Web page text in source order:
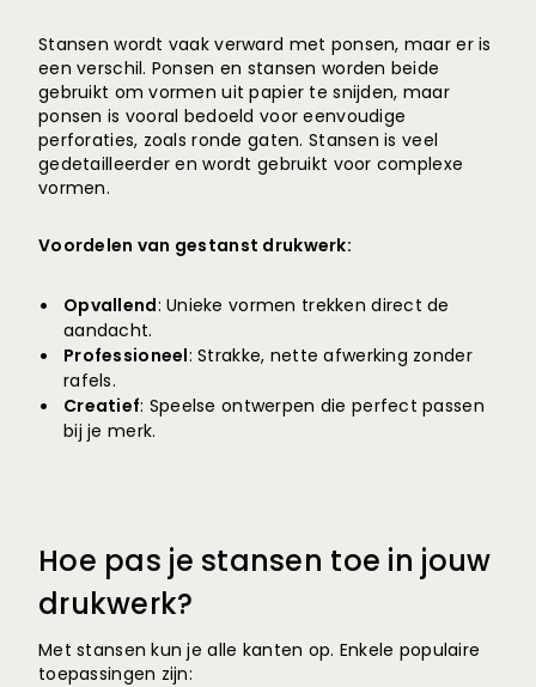
Stansen wordt vaak verward met ponsen, maar er is
een verschil. Ponsen en stansen worden beide
gebruikt om vormen uit papier te snijden, maar
ponsen is vooral bedoeld voor eenvoudige
perforaties, zoals ronde gaten. Stansen is veel
gedetailleerder en wordt gebruikt voor complexe
vormen.
Voordelen van gestanst drukwerk:
Opvallend: Unieke vormen trekken direct de
aandacht.
Professioneel: Strakke, nette afwerking zonder
rafels.
Creatief: Speelse ontwerpen die perfect passen
bij je merk.
Hoe pas je stansen toe in jouw
drukwerk?
Met stansen kun je alle kanten op. Enkele populaire
toepassingen zijn: